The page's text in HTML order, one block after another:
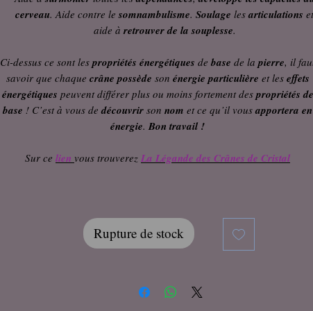
cerveau. Aide contre lesomnambulisme. Soulage les articulations et
aide à retrouver de la souplesse.
Ci-dessus ce sont les propriétés énergétiques de base de la pierre, il
savoir que chaque crâne possède son énergie particulière et leseffets
énergétiques peuvent différer plus ou moins fortement des propriétés de
base ! C’est à vous dedécouvrir son nom et ce qu’il vous apportera en
énergie. Bon travail !
Sur ce lien vous trouverez La Légande des Crânes de Cristal
Rupture de stock